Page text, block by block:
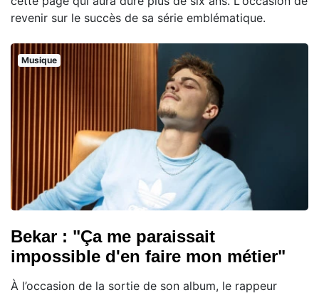
revenir sur le succès de sa série emblématique.
Musique
Bekar : "Ça me paraissait
impossible d'en faire mon métier"
À l’occasion de la sortie de son album, le rappeur